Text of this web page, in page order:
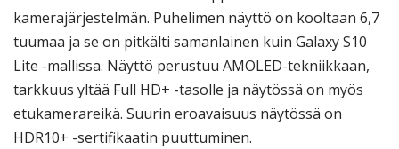
kamerajärjestelmän. Puhelimen näyttö on kooltaan 6,7
tuumaa ja se on pitkälti samanlainen kuin Galaxy S10
Lite -mallissa. Näyttö perustuu AMOLED-tekniikkaan,
tarkkuus yltää Full HD+ -tasolle ja näytössä on myös
etukamerareikä. Suurin eroavaisuus näytössä on
HDR10+ -sertifikaatin puuttuminen.